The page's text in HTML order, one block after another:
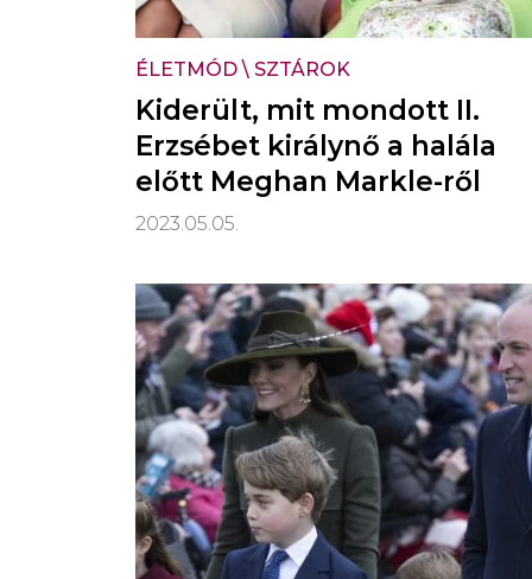
ÉLETMÓD\ SZTÁROK
Kiderült, mit mondott II.
Erzsébet királynő a halála
előtt Meghan Markle-ről
2023.05.05.